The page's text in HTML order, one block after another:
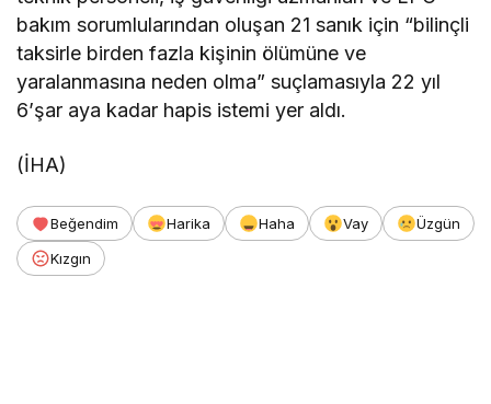
bakım sorumlularından oluşan 21 sanık için “bilinçli
taksirle birden fazla kişinin ölümüne ve
yaralanmasına neden olma” suçlamasıyla 22 yıl
6’şar aya kadar hapis istemi yer aldı.
(İHA)
Beğendim Harika Haha Vay
Üzgün
Kızgın